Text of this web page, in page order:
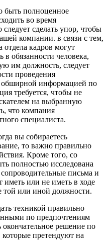
быть полноценное
во время
следует сделать упор, чтобы
компании. в связи с тем,
отдела кадров могут
в обязанности человека,
им должность, следует
проведения
обширной информацией по
требуется, чтобы не
на выбранную
что компания
специалиста.
вы собираетесь
то важно правильно
Кроме того, со
полностью исследована
письма и
или не иметь в ходе
той или иной должности.
техникой правильно
по предпочтениям
решение по
претендуют на